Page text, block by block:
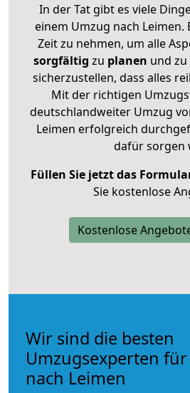
In der Tat gibt es viele
einem Umzug nach Leimen.
Zeit zu nehmen, um alle
sorgfältig zu planen und zu
sicherzustellen, dass alles
Mit der richtigen
deutschlandweiter Umzug
Leimen erfolgreich
dafür sorgen
Füllen Sie jetzt das
Sie kostenlose
Kostenlose
Wir sind die besten
Umzugsexperten
nach Leimen